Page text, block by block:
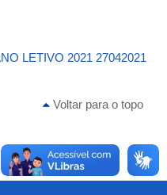
LETIVO 2021 27042021
Voltar para o topo